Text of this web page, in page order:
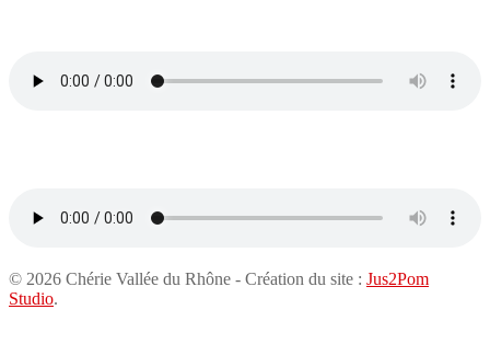
© 2026 Chérie Vallée du Rhône - Création du site : Jus2Pom
Studio.